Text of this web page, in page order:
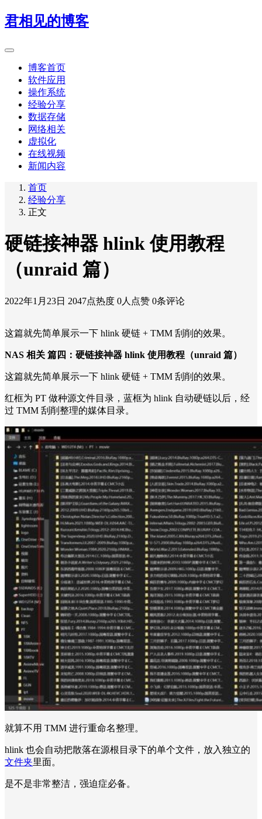
君相见的博客
博客首页
软件应用
操作系统
经验分享
数据存储
网络相关
虚拟化
在线视频
新闻内容
首页
经验分享
正文
硬链接神器 hlink 使用教程
（unraid 篇）
2022年1月23日 2047点热度 0人点赞 0条评论
这篇就先简单展示一下 hlink 硬链 + TMM 刮削的效果。
NAS 相关 篇四：硬链接神器 hlink 使用教程（unraid 篇）
这篇就先简单展示一下 hlink 硬链 + TMM 刮削的效果。
红框为 PT 做种源文件目录，蓝框为 hlink 自动硬链以后，经
过 TMM 刮削整理的媒体目录。
就算不用 TMM 进行重命名整理。
hlink 也会自动把散落在源根目录下的单个文件，放入独立的
文件夹里面。
是不是非常整洁，强迫症必备。